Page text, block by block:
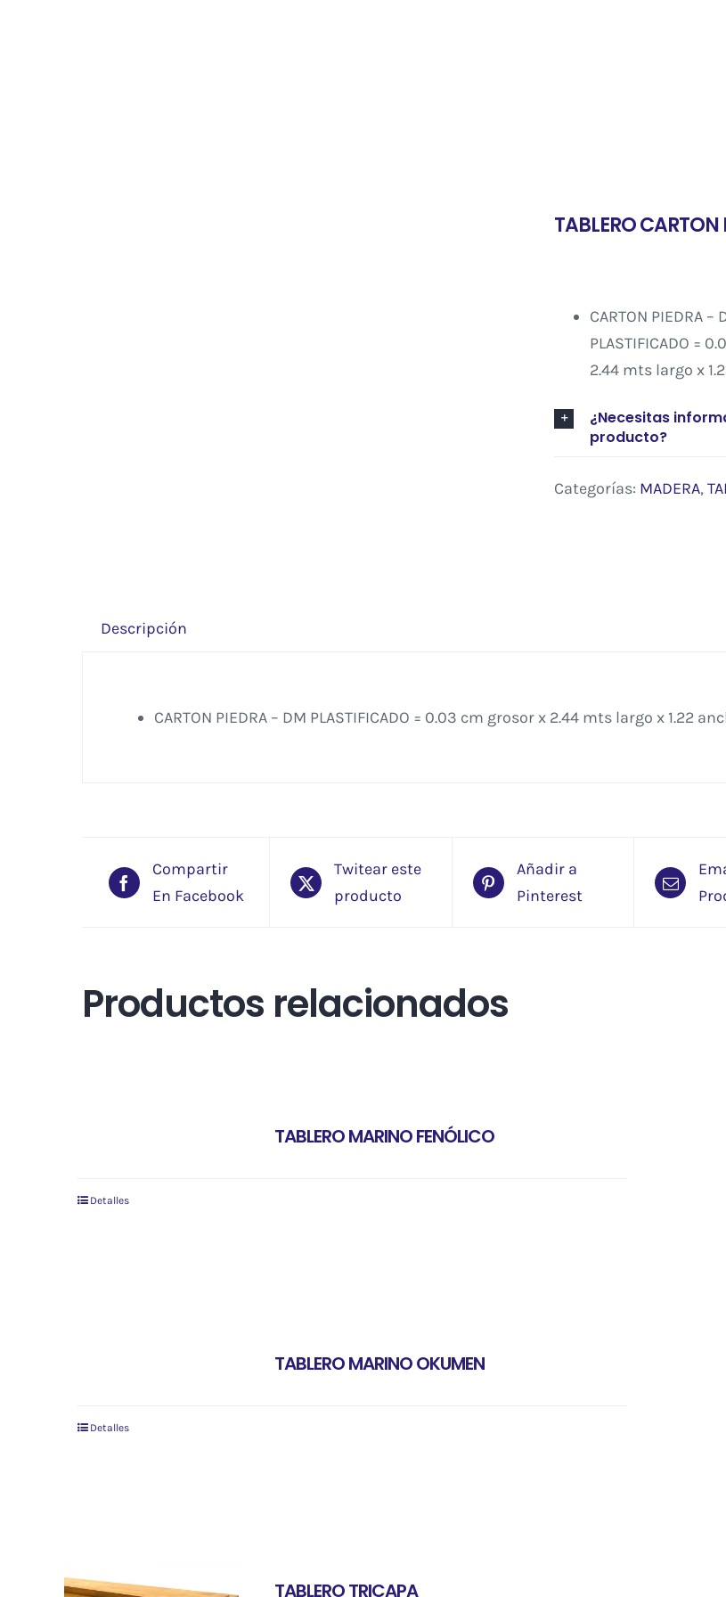
TABLERO CARTON
CARTON PIEDRA –
PLASTIFICADO =
2.44 mts largo x
¿Necesitas
producto?
Categorías: MADERA,
Descripción
CARTON PIEDRA – DM PLASTIFICADO = 0.03 cm grosor x 2.44 mts largo x 1.22
Compartir
En Facebook
Twitear este
producto
Añadir a
Pinterest
Productos relacionados
TABLERO MARINO FENÓLICO
Detalles
TABLERO MARINO OKUMEN
Detalles
TABLERO TRICAPA